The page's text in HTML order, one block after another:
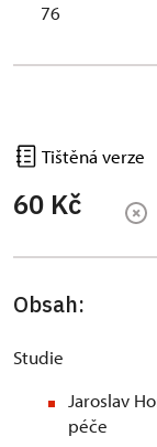
76
Tištěná verze
60 Kč
Obsah:
Studie
Jaroslav
péče